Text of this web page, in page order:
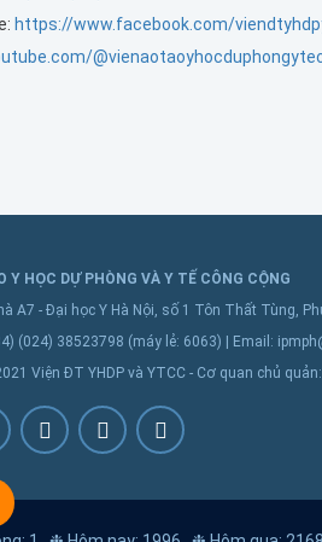
https://www.facebook.com/
Y HỌC DỰ PHÒNG VÀ Y TẾ CÔNG CỘNG
A7 - Đại học Y Hà Nội, số 1 Tôn Thất Tùng,
(024) 38523798 (máy lẻ: 6063) | Email:
Viện ĐT YHDP và YTCC - Cơ quan chủ